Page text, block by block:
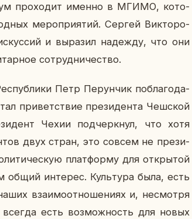
про­хо­дит именно в МГИМО, ко­то­
ме­ро­при­я­тий. Сергей Вик­то­ро­
и вы­ра­зил на­деж­ду, что они
со­труд­ни­че­ство.
Петр Пе­рун­чик по­бла­го­да­
при­вет­ствие пре­зи­ден­та Чеш­ской
Чехии под­черк­нул, что хотя
двух стран, это совсем не пре­зи­
плат­фор­му для от­кры­той
ин­те­рес. Куль­ту­ра была, есть
вза­и­мо­от­но­ше­ни­ях и, несмот­ря
есть воз­мож­ность для новых